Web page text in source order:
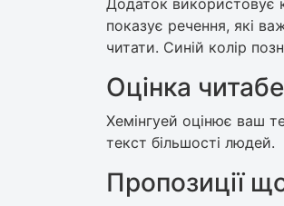
Додаток використовує
показує речення, які
читати. Синій колір
Оцінка
Хемінгуей оцінює ваш
текст більшості людей.
Пропозиції